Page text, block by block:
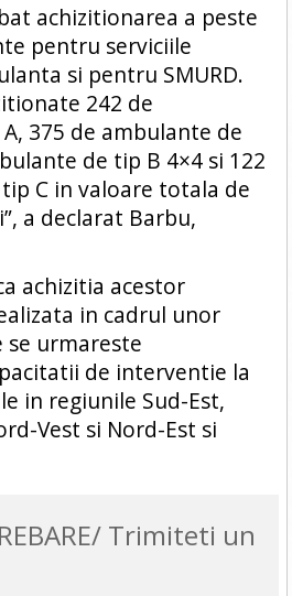
achizitionarea a peste
pentru serviciile
si pentru SMURD.
242 de
375 de ambulante de
de tip B 4×4 si 122
C in valoare totala de
a declarat Barbu,
achizitia acestor
in cadrul unor
se urmareste
de interventie la
in regiunile Sud-Est,
Vest si Nord-Est si
Trimiteti un